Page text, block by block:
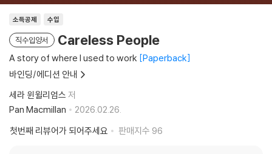
소득공제 수입
직수입양서 Careless People
A story of where I used to work Paperback
바인딩/에디션 안내
세라 윈윌리엄스 저
Pan Macmillan
2026.02.26.
첫번째 리뷰어가 되어주세요
판매지수 96